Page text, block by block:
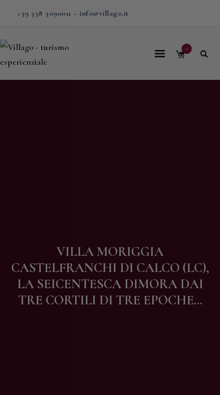
+39 338 3090011 – info@villago.it
0
VILLA MORIGGIA
CASTELFRANCHI DI CALCO (LC),
LA SEICENTESCA DIMORA DAI
TRE CORTILI DI TRE EPOCHE…
Home